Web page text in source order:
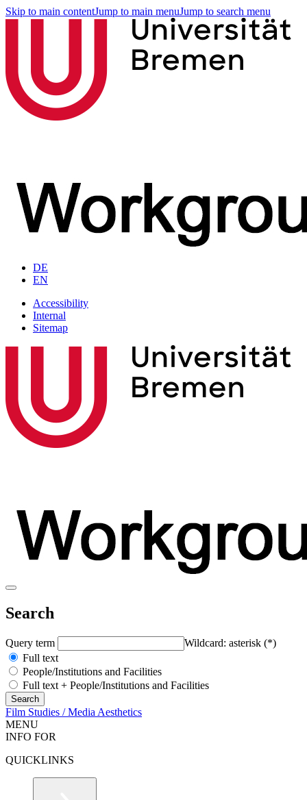
Skip to main contentJump to main menuJump to search menu
DE
EN
Accessibility
Internal
Sitemap
Search
Query term
Wildcard: asterisk (*)
Full text
People/Institutions and Facilities
Full text + People/Institutions and Facilities
Film Studies / Media Aesthetics
MENU
INFO FOR
QUICKLINKS